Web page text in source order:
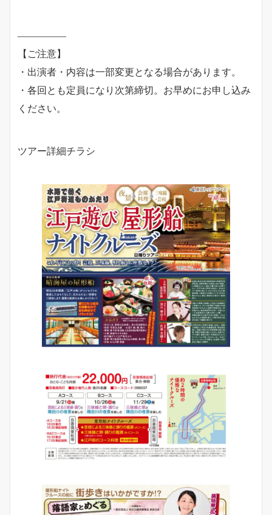
―――――
【ご注意】
・出演者・内容は一部変更となる場合があります。
・各回とも定員になり次第締切。お早めにお申し込み
ください。
ツアー詳細チラシ